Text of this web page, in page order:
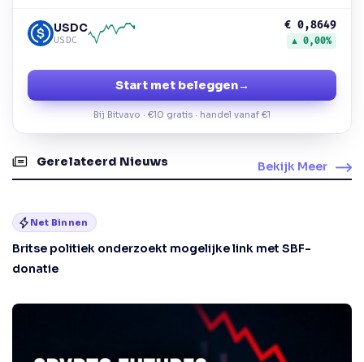
USDC
USDC
€ 0,8649
▲ 0,00%
Start met beleggen→
Bij Bitvavo · €10 gratis · handel vanaf €1
Gerelateerd Nieuws Bekijk Meer
Net Binnen
Britse politiek onderzoekt mogelijke link met SBF-
donatie